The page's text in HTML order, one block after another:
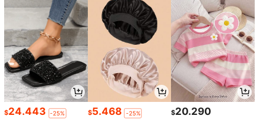
$24.443 -25% $5.468 -25% $20.290